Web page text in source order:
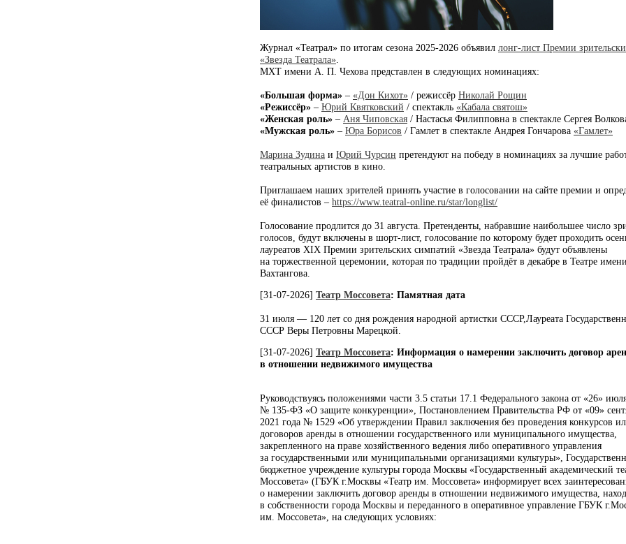
Журнал «Театрал» по итогам сезона 2025-2026 объявил лонг-лист Премии
«Звезда Театрала»
МХТ имени А. П. Чехова представлен в следующих номинациях:
«Большая форма» – «Дон Кихот» / режиссёр Николай Рощин
«Режиссёр» – Юрий Квятковский / спектакль «Кабала святош»
«Женская роль» – Аня Чиповская / Настасья Филипповна в спектакле Сергея
«Мужская роль» – Юра Борисов / Гамлет в спектакле Андрея Гончарова «Гамлет»
Марина Зудина и Юрий Чурсин претендуют на победу в номинациях за лучшие
театральных артистов в кино.
Приглашаем наших зрителей принять участие в голосовании на сайте премии и
её финалистов – https://www.teatral-online.ru/star/longlist/
Голосование продлится до 31 августа. Претенденты, набравшие наибольшее число
голосов, будут включены в шорт-лист, голосование по которому будет проходить
лауреатов XIX Премии зрительских симпатий «Звезда Театрала» будут объявлены
на торжественной церемонии, которая по традиции пройдёт в декабре в Театре
Вахтангова.
[31-07-2026] Театр Моссовета: Памятная дата
31 июля — 120 лет со дня рождения народной артистки СССР,Лауреата
СССР Веры Петровны Марецкой.
[31-07-2026] Театр Моссовета: Информация о намерении заключить договор
в отношении недвижимого имущества
Руководствуясь положениями части 3.5 статьи 17.1 Федерального закона от «26»
№ 135-ФЗ «О защите конкуренции», Постановлением Правительства РФ от «09»
2021 года № 1529 «Об утверждении Правил заключения без проведения конкурсов
договоров аренды в отношении государственного или муниципального имущества,
закрепленного на праве хозяйственного ведения либо оперативного управления
за государственными или муниципальными организациями культуры»,
бюджетное учреждение культуры города Москвы «Государственный академический
Моссовета» (ГБУК г.Москвы «Театр им. Моссовета» информирует всех
о намерении заключить договор аренды в отношении недвижимого имущества,
в собственности города Москвы и переданного в оперативное управление ГБУК
им. Моссовета», на следующих условиях: